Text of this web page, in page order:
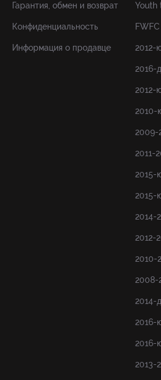
Гарантия, обмен и возврат
Конфиденциальность
Информация о продавце
Youth
2012-
2016-
2012-
2010-
2009-
2011-
2015-
2015-
2014-
2012-
2010-
2008-
2014-
2016-
2016-
2013-